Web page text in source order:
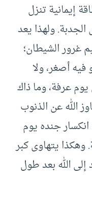
إيمانية تنزل
ولهذا يعد
غرور الشيطان؛
أصغر، ولا
عرفة، وما ذاك
الله عن الذنوب
جنده يوم
وهكذا يتهاوى كبر
الله بعد طول